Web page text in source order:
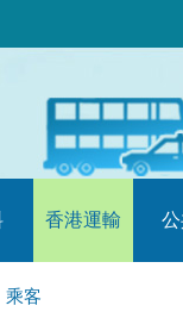
香港運輸
乘客